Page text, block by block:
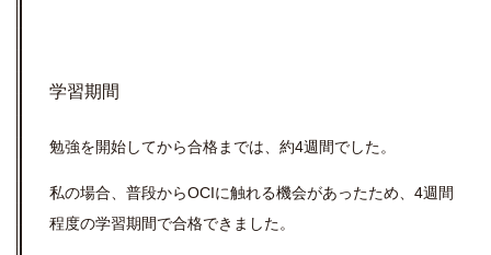
学習期間
勉強を開始してから合格までは、約4週間でした。
私の場合、普段からOCIに触れる機会があったため、4週間
程度の学習期間で合格できました。